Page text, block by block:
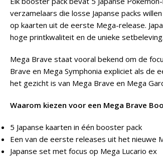
verzamelaars die losse Japanse packs
op kaarten uit de eerste Mega-release.
hoge printkwaliteit en de unieke setbeleving.
Mega Brave staat vooral bekend om de
Brave en Mega Symphonia expliciet als de
het gezicht is van Mega Brave en Mega
Waarom kiezen voor een Mega Brave
5 Japanse kaarten in één booster pack
Een van de eerste releases uit het nieuwe
Japanse set met focus op Mega Lucario ex